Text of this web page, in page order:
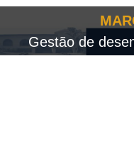
Gestão de